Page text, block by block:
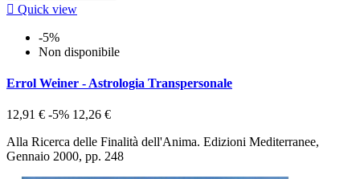
 Quick view
-5%
Non disponibile
Errol Weiner - Astrologia Transpersonale
12,91 € -5% 12,26 €
Alla Ricerca delle Finalità dell'Anima. Edizioni Mediterranee,
Gennaio 2000, pp. 248